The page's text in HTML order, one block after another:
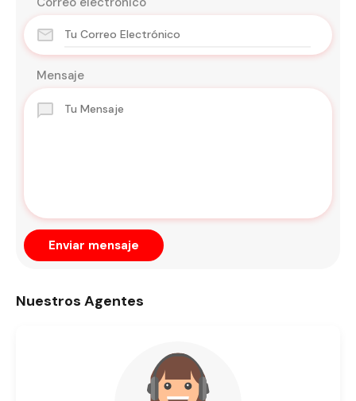
Mensaje
Enviar mensaje
Nuestros Agentes